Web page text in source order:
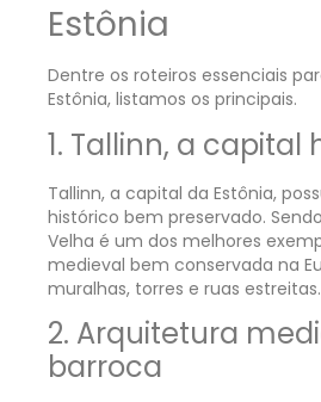
Estônia
Dentre os roteiros essenciais
Estônia, listamos os principais.
1. Tallinn, a capital
Tallinn, a capital da Estônia,
histórico bem preservado.
Velha é um dos melhores
medieval bem conservada na
muralhas, torres e ruas estreitas.
2. Arquitetura
barroca